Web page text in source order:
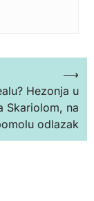
Hezonja u
Skariolom, na
odlazak
⟶